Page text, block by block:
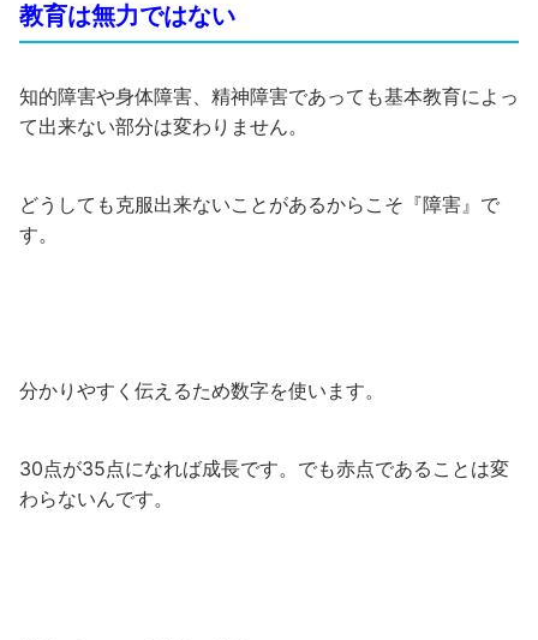
教育は無力ではない
知的障害や身体障害、精神障害であっても基本教育によっ
て出来ない部分は変わりません。
どうしても克服出来ないことがあるからこそ『障害』で
す。
分かりやすく伝えるため数字を使います。
30点が35点になれば成長です。でも赤点であることは変
わらないんです。